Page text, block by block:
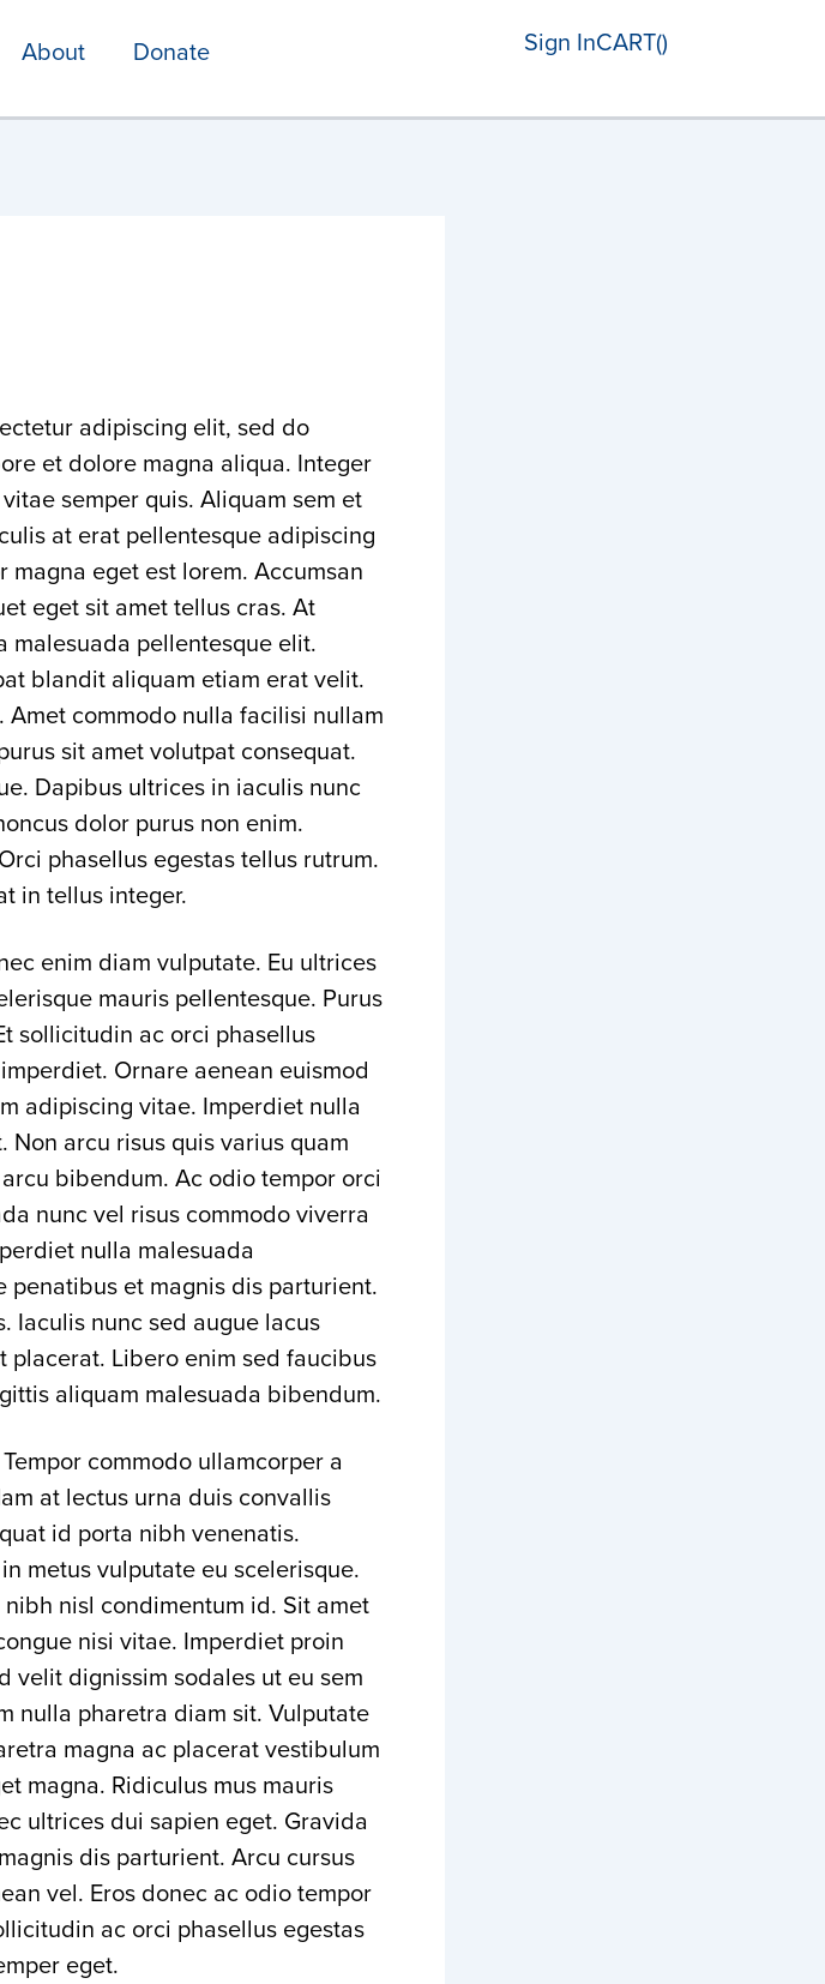
Sign InCART()
About Donate
adipiscing elit, sed do
et dolore magna aliqua. Integer
semper quis. Aliquam sem et
at erat pellentesque adipiscing
eget est lorem. Accumsan
eget sit amet tellus cras. At
malesuada pellentesque elit.
blandit aliquam etiam erat velit.
commodo nulla facilisi nullam
sit amet volutpat consequat.
Dapibus ultrices in iaculis nunc
dolor purus non enim.
phasellus egestas tellus rutrum.
in tellus integer.
enim diam vulputate. Eu ultrices
mauris pellentesque. Purus
sollicitudin ac orci phasellus
Ornare aenean euismod
adipiscing vitae. Imperdiet nulla
arcu risus quis varius quam
bibendum. Ac odio tempor orci
nunc vel risus commodo viverra
nulla malesuada
penatibus et magnis dis parturient.
Iaculis nunc sed augue lacus
Libero enim sed faucibus
aliquam malesuada bibendum.
commodo ullamcorper a
at lectus urna duis convallis
id porta nibh venenatis.
metus vulputate eu scelerisque.
nisl condimentum id. Sit amet
nisi vitae. Imperdiet proin
velit dignissim sodales ut eu sem
nulla pharetra diam sit. Vulputate
magna ac placerat vestibulum
magna. Ridiculus mus mauris
ultrices dui sapien eget. Gravida
dis parturient. Arcu cursus
vel. Eros donec ac odio tempor
ac orci phasellus egestas
eget.